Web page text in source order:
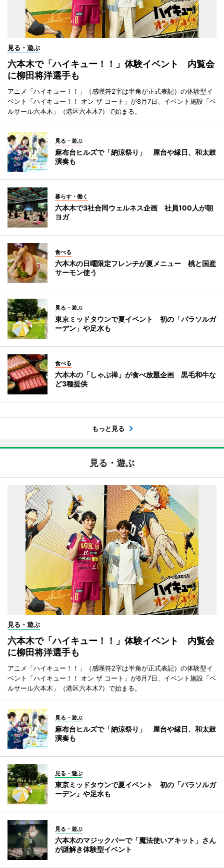
見る・遊ぶ
六本木で「ハイキュー！！」体験イベント 内覧会
に柳田将洋選手も
アニメ「ハイキュー！！」（感嘆符2字は半角が正式表記）の体験型イ
ベント「ハイキュー！！ オン ザ コート」が8月7日、イベント施設「ベ
ルサール六本木」（港区六本木7）で始まる。
見る・遊ぶ
麻布台ヒルズで「納涼祭り」 屋台や縁日、和太鼓
演奏も
暮らす・働く
六本木で3社合同ウェルネス企画 社員100人が朝
ヨガ
食べる
六本木の日曜限定フレンチが夏メニュー 桃と国産
サーモン使う
見る・遊ぶ
東京ミッドタウンで夏イベント 初の「パラソルガ
ーデン」や足水も
食べる
六本木の「しゃぶ禅」が食べ放題企画 黒毛和牛な
ど3種提供
もっと見る
見る・遊ぶ
見る・遊ぶ
六本木で「ハイキュー！！」体験イベント 内覧会
に柳田将洋選手も
アニメ「ハイキュー！！」（感嘆符2字は半角が正式表記）の体験型イ
ベント「ハイキュー！！ オン ザ コート」が8月7日、イベント施設「ベ
ルサール六本木」（港区六本木7）で始まる。
見る・遊ぶ
麻布台ヒルズで「納涼祭り」 屋台や縁日、和太鼓
演奏も
見る・遊ぶ
東京ミッドタウンで夏イベント 初の「パラソルガ
ーデン」や足水も
見る・遊ぶ
六本木のマジックバーで「魔法使いアキット」さん
が謎解き体験型イベント